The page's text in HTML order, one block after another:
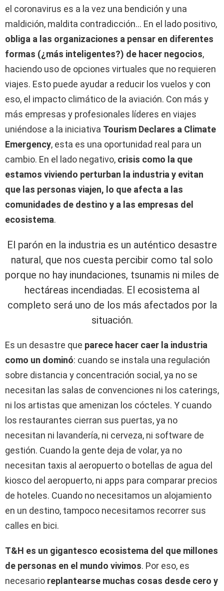
el coronavirus es a la vez una bendición y una
maldición, maldita contradicción… En el lado positivo,
obliga a las organizaciones a pensar en diferentes
formas (¿más inteligentes?) de hacer negocios,
haciendo uso de opciones virtuales que no requieren
viajes. Esto puede ayudar a reducir los vuelos y con
eso, el impacto climático de la aviación. Con más y
más empresas y profesionales líderes en viajes
uniéndose a la iniciativa Tourism Declares a Climate
Emergency, esta es una oportunidad real para un
cambio. En el lado negativo, crisis como la que
estamos viviendo perturban la industria y evitan
que las personas viajen, lo que afecta a las
comunidades de destino y a las empresas del
ecosistema.
El parón en la industria es un auténtico desastre
natural, que nos cuesta percibir como tal solo
porque no hay inundaciones, tsunamis ni miles de
hectáreas incendiadas. El ecosistema al
completo será uno de los más afectados por la
situación.
Es un desastre que parece hacer caer la industria
como un dominó: cuando se instala una regulación
sobre distancia y concentración social, ya no se
necesitan las salas de convenciones ni los caterings,
ni los artistas que amenizan los cócteles. Y cuando
los restaurantes cierran sus puertas, ya no
necesitan ni lavandería, ni cerveza, ni software de
gestión. Cuando la gente deja de volar, ya no
necesitan taxis al aeropuerto o botellas de agua del
kiosco del aeropuerto, ni apps para comparar precios
de hoteles. Cuando no necesitamos un alojamiento
en un destino, tampoco necesitamos recorrer sus
calles en bici.
T&H es un gigantesco ecosistema del que millones
de personas en el mundo vivimos. Por eso, es
necesario replantearse muchas cosas desde cero y